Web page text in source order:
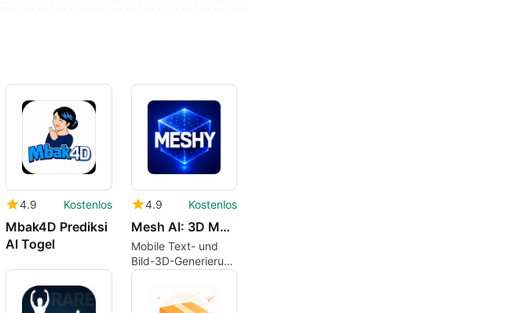
4.9 Kostenlos
Mbak4D Prediksi
AI Togel
4.9 Kostenlos
Mesh AI: 3D Modeling Tool
Mobile Text- und
Bild-3D-Generierung
mit AR-Vorschau für